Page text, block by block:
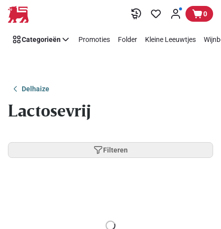
Overslaan 0
Categorieën Promoties Folder Kleine Leeuwtjes
Delhaize
Lactosevrij
Filteren